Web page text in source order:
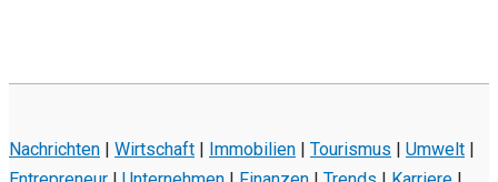
Nachrichten | Wirtschaft | Immobilien | Tourismus | Umwelt |